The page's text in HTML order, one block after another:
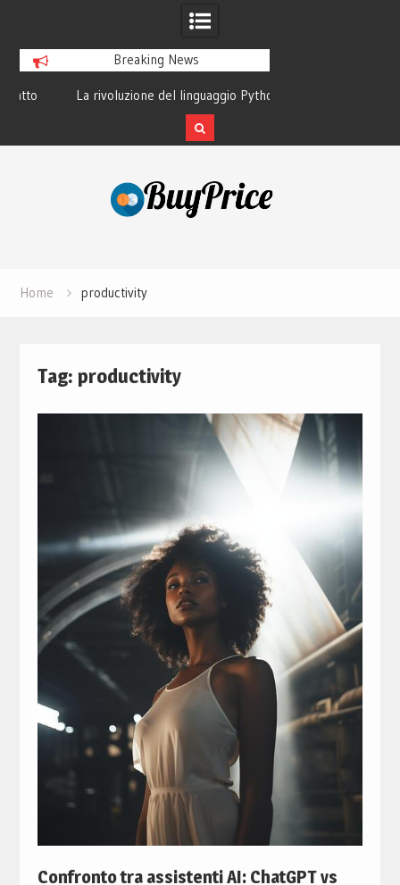
Breaking News
La rivoluzione del linguaggio Python:
perché tutti lo studiano
Home productivity
Tag: productivity
Confronto tra assistenti AI: ChatGPT vs